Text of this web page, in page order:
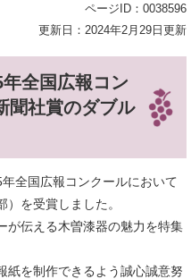
ページID：0038596
更新日：2024年2月29日更新
全国広報コン
聞社賞のダブル
全国広報コンクールにおいて
を受賞しました。
が伝える木曽漆器の魅力を特集
紙を制作できるよう誠心誠意努